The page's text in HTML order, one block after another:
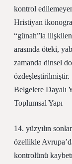
kontrol
Hristiyan
“günah”la
arasında öteki,
zamanda dinsel
özdeşleştirilmiştir.
Belgelere Dayalı
Toplumsal Yapı
14. yüzyılın
özellikle
kontrolünü